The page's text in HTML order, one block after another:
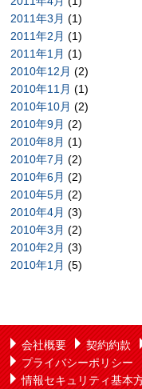
2011年3月 (1)
2011年2月 (1)
2011年1月 (1)
2010年12月 (2)
2010年11月 (1)
2010年10月 (2)
2010年9月 (2)
2010年8月 (1)
2010年7月 (2)
2010年6月 (2)
2010年5月 (2)
2010年4月 (3)
2010年3月 (2)
2010年2月 (3)
2010年1月 (5)
会社概要 契約約款
プライバシーポリシー
情報セキュリティ基本